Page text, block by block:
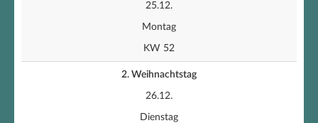
25.12.
Montag
KW 52
2. Weihnachtstag
26.12.
Dienstag